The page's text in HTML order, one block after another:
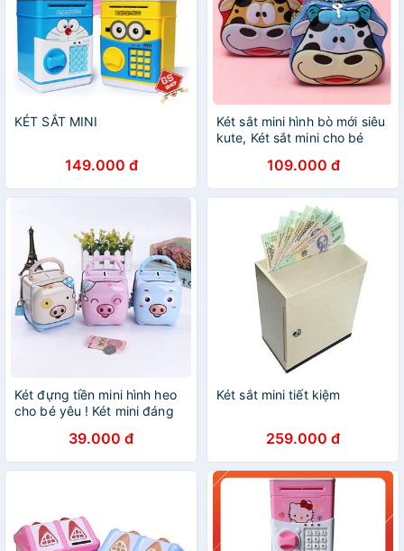
KÉT SẮT MINI
149.000 đ
Két sắt mini hình bò mới siêu
kute, Két sắt mini cho bé
109.000 đ
Két đựng tiền mini hình heo
cho bé yêu ! Két mini đáng
39.000 đ
Két sắt mini tiết kiệm
259.000 đ